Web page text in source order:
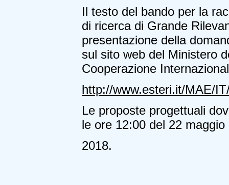
Il testo del bando per la
di ricerca di Grande
presentazione della
sul sito web del Ministero
Cooperazione
http://www.esteri.it/MAE/
Le proposte progettuali
le ore 12:00 del 22 maggio
2018.